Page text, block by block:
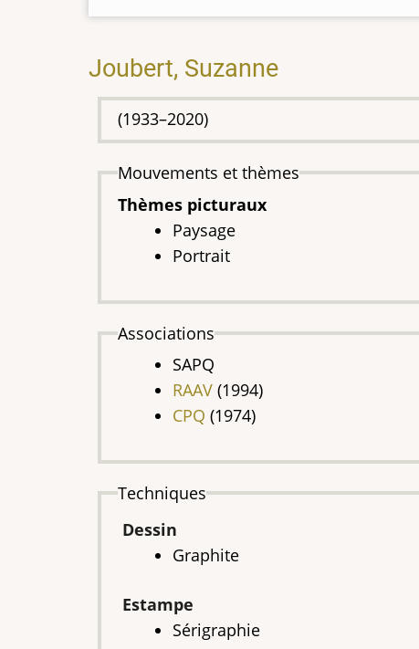
Joubert, Suzanne
(1933–2020)
Mouvements et thèmes
Thèmes picturaux
Paysage
Portrait
Associations
SAPQ
RAAV (1994)
CPQ (1974)
Techniques
Dessin
Graphite
Estampe
Sérigraphie